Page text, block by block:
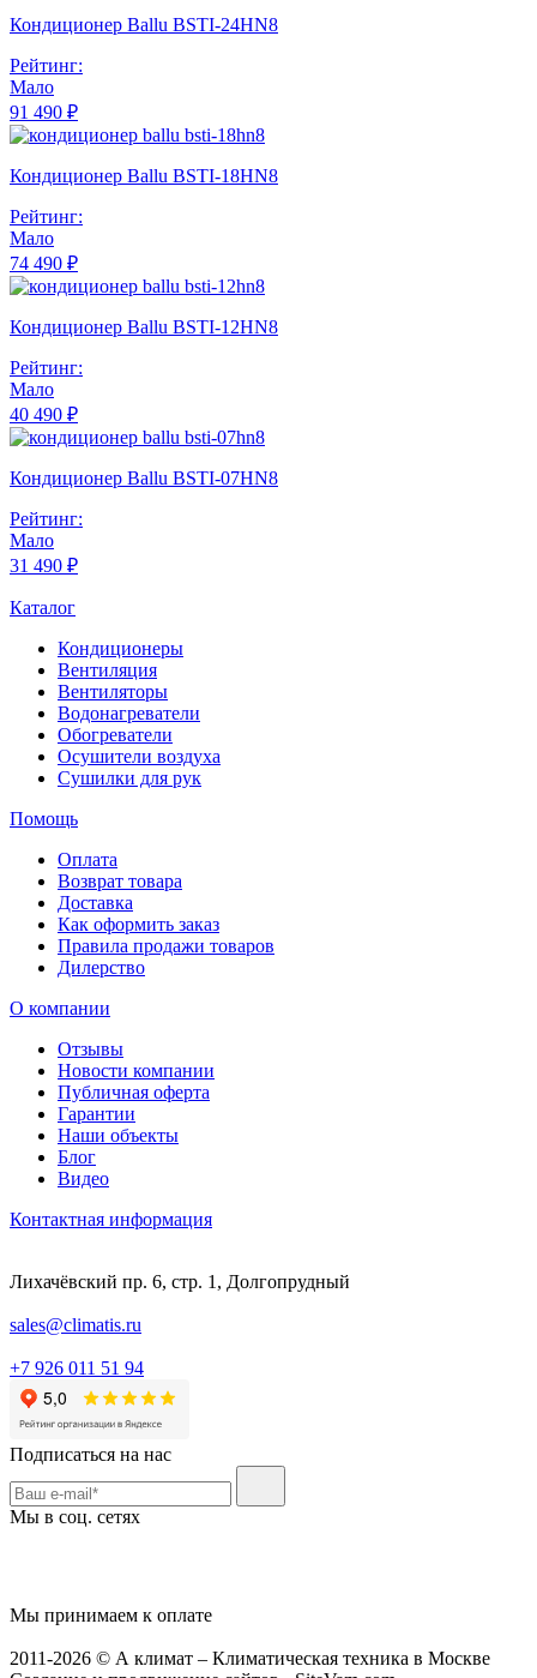
Кондиционер Ballu BSTI-24HN8
Рейтинг:
Мало
91 490 ₽
Кондиционер Ballu BSTI-18HN8
Рейтинг:
Мало
74 490 ₽
Кондиционер Ballu BSTI-12HN8
Рейтинг:
Мало
40 490 ₽
Кондиционер Ballu BSTI-07HN8
Рейтинг:
Мало
31 490 ₽
Каталог
Кондиционеры
Вентиляция
Вентиляторы
Водонагреватели
Обогреватели
Осушители воздуха
Сушилки для рук
Помощь
Оплата
Возврат товара
Доставка
Как оформить заказ
Правила продажи товаров
Дилерство
О компании
Отзывы
Новости компании
Публичная оферта
Гарантии
Наши объекты
Блог
Видео
Контактная информация
Лихачёвский пр. 6, стр. 1, Долгопрудный
sales@climatis.ru
+7 926 011 51 94
Подписаться на нас
Мы в соц. сетях
Мы принимаем к оплате
2011-2026 © А климат – Климатическая техника в Москве